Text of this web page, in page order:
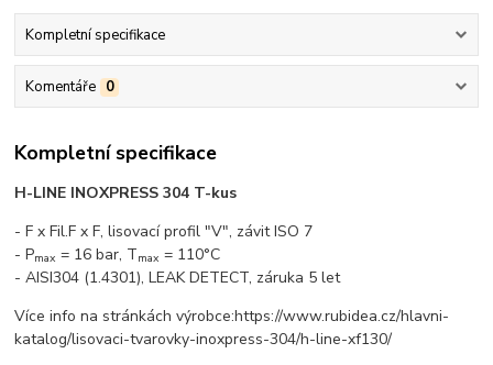
Kompletní specifikace
Komentáře 0
Kompletní specifikace
H-LINE INOXPRESS 304 T-kus
- F x Fil.F x F, lisovací profil "V", závit ISO 7
- Pmax = 16 bar, Tmax = 110°C
- AISI304 (1.4301), LEAK DETECT, záruka 5 let
Více info na stránkách výrobce:https://www.rubidea.cz/hlavni-
katalog/lisovaci-tvarovky-inoxpress-304/h-line-xf130/